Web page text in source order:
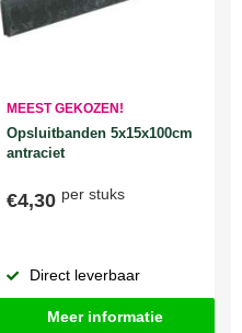
MEEST GEKOZEN!
Opsluitbanden 5x15x100cm
antraciet
€4,30 per stuks
Direct leverbaar
Meer informatie